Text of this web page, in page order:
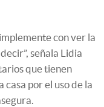
con ver la
señala Lidia
que tienen
casa por el uso de la